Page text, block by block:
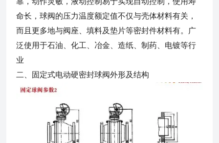
命长，球阀的压力温度额定值不仅与壳体材料有关，
而且更多地与阀座、填料及垫片等密封件材料有。广
泛使用于石油、化工、冶金、造纸、制药、电镀等行
业
二、固定式电动硬密封球阀外形及结构